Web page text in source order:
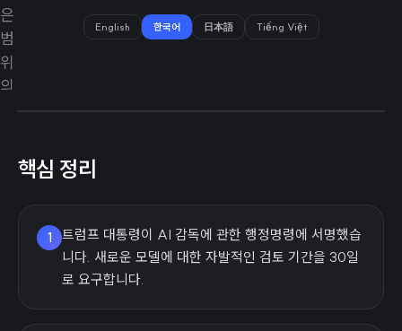
English 한국어 日本語 Tiếng Việt
핵심 정리
1
트럼프 대통령이 AI 감독에 관한 행정명령에 서명했습
니다. 새로운 모델에 대한 자발적인 검토 기간을 30일
로 요구합니다.